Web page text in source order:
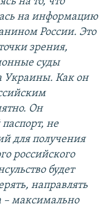
на информацию
России. Это
зрения,
суды
Украины. Как он
Он
не
для получения
российского
будет
направлять
– максимально